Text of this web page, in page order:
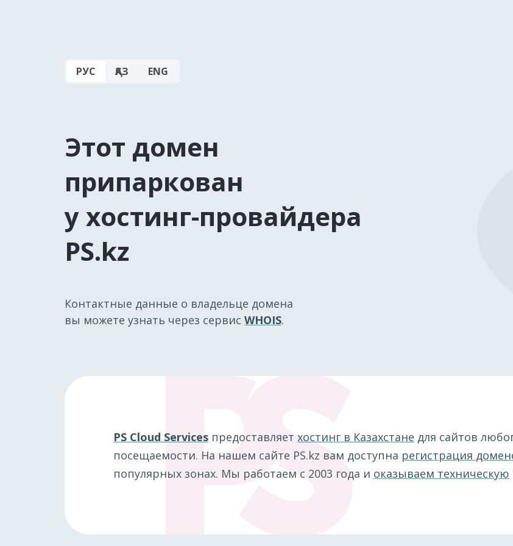
РУС ҚАЗ ENG
Этот домен
припаркован
у хостинг-провайдера
PS.kz
Контактные данные о владельце домена
вы можете узнать через сервис WHOIS.
PS Cloud Services предоставляет хостинг в Казахстане для сайтов
посещаемости. На нашем сайте PS.kz вам доступна регистрация
популярных зонах. Мы работаем с 2003 года и оказываем техническую